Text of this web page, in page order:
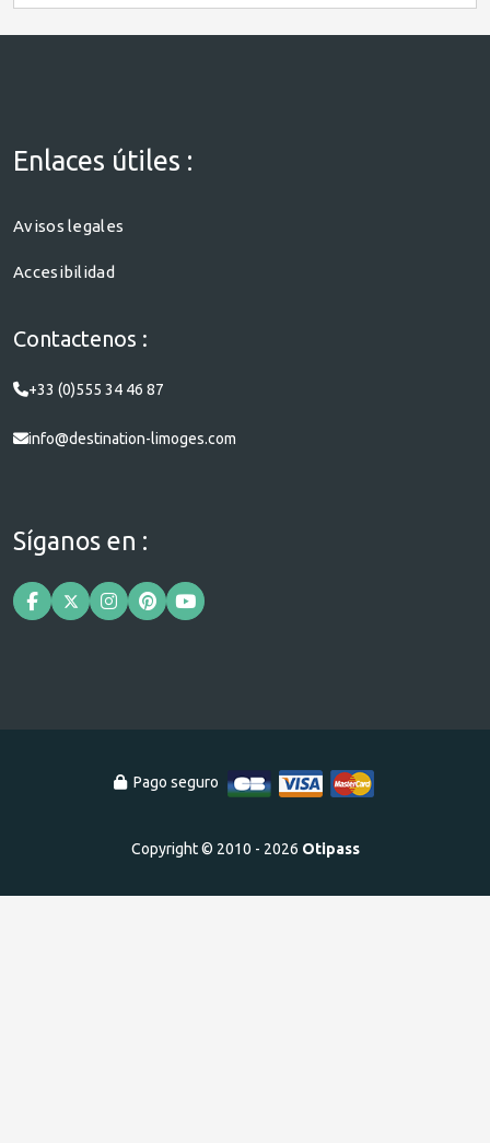
Enlaces útiles :
Avisos legales
Accesibilidad
Contactenos :
+33 (0)555 34 46 87
info@destination-limoges.com
Síganos en :
Pago seguro
Copyright © 2010 - 2026 Otipass